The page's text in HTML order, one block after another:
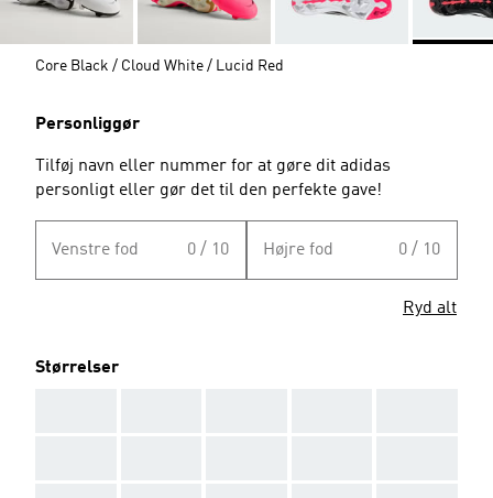
Core Black / Cloud White / Lucid Red
Personliggør
Tilføj navn eller nummer for at gøre dit adidas
personligt eller gør det til den perfekte gave!
Venstre fod 0 / 10 Højre fod 0 / 10
Ryd alt
Størrelser